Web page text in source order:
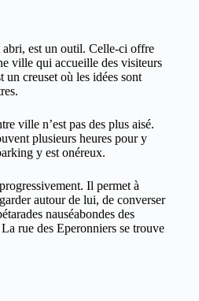
est un outil. Celle-ci offre
ville qui accueille des visiteurs
creuset où les idées sont
ville n’est pas des plus aisé.
plusieurs heures pour y
y est onéreux.
Il permet à
autour de lui, de converser
nauséabondes des
rue des Eperonniers se trouve